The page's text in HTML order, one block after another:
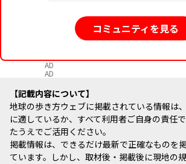
コミュニティを見る
AD
AD
記載内容について
地球の歩き方ウェブに掲載されている情報は
に適しているか、すべて利用者ご自身の責任
たうえでご活用ください。
掲載情報は、できるだけ最新で正確なものを
ています。しかし、取材後・掲載後に現地の